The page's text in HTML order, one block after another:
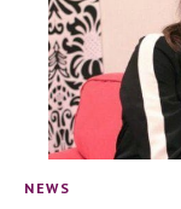
NEWS